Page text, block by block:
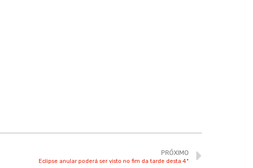
PRÓXIMO
Eclipse anular poderá ser visto no fim da tarde desta 4ª